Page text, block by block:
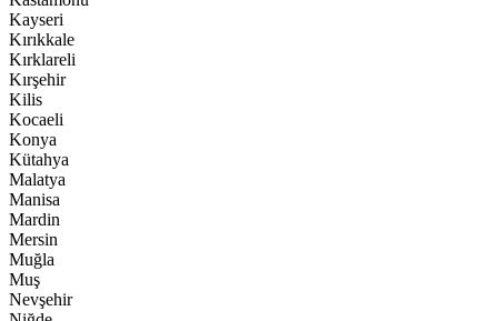
Kayseri
Kırıkkale
Kırklareli
Kırşehir
Kilis
Kocaeli
Konya
Kütahya
Malatya
Manisa
Mardin
Mersin
Muğla
Muş
Nevşehir